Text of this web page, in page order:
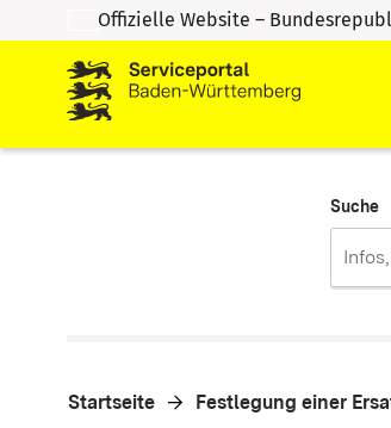
Zum Inhalt springen
Zur Suche springen
Offizielle Website –
Suche
Startseite Festlegung einer